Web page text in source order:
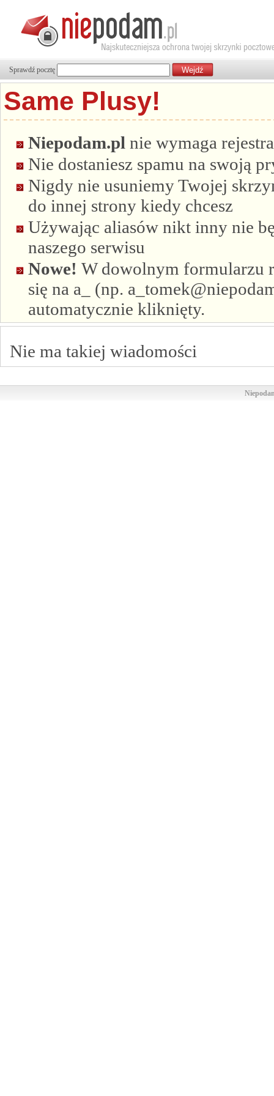
Sprawdź pocztę
Same Plusy!
Niepodam.pl nie wymaga
Nie dostaniesz spamu na swoją
Nigdy nie usuniemy Twojej
do innej strony kiedy chcesz
Używając aliasów nikt inny nie
naszego serwisu
Nowe! W dowolnym formularzu
się na a_ (np.
automatycznie kliknięty.
Nie ma takiej wiadomości